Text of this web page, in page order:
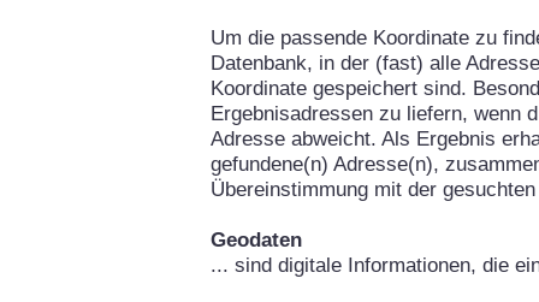
Um die passende Koordinate zu
Datenbank, in der (fast) alle
Koordinate gespeichert sind.
Ergebnisadressen zu liefern, wenn
Adresse abweicht. Als Ergebnis
gefundene(n) Adresse(n),
Übereinstimmung mit der
Geodaten
... sind digitale Informationen, die